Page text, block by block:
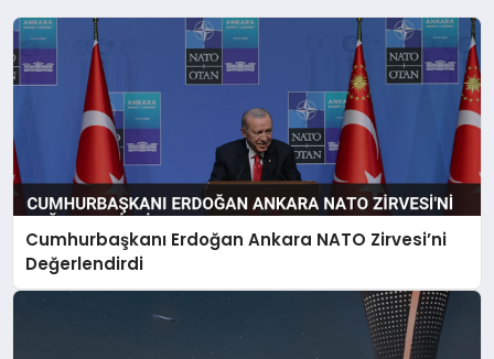
Cumhurbaşkanı Erdoğan Ankara NATO Zirvesi’ni
Değerlendirdi